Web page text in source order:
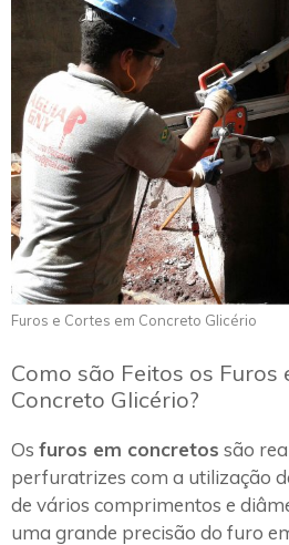
Furos e Cortes em Concreto Glicério
Como são Feitos os Furos
Concreto Glicério?
Os furos em concretos são
perfuratrizes com a utilização
de vários comprimentos e
uma grande precisão do furo